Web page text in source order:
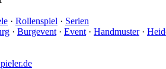
· Rollenspiel · Serien
· Burgevent · Event · Handmuster·